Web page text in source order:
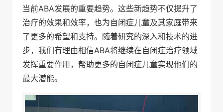
当前ABA发展的重要趋势。这些新趋势不仅提升了
治疗的效果和效率，也为自闭症儿童及其家庭带来
了更多的希望和支持。随着研究的深入和技术的进
步，我们有理由相信ABA将继续在自闭症治疗领域
发挥重要作用，帮助更多的自闭症儿童实现他们的
最大潜能。